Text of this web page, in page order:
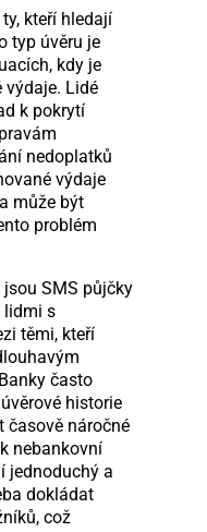
kteří hledají
typ úvěru je
kdy je
výdaje. Lidé
k pokrytí
nedoplatků
výdaje
může být
problém
SMS půjčky
lidmi s
těmi, kteří
často
historie
časově náročné
nebankovní
jednoduchý a
dokládat
což